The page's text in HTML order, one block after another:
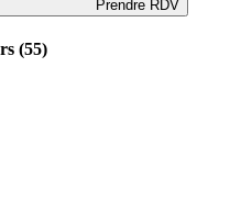
Prendre RDV
(55)